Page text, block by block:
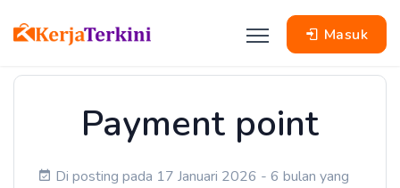
Masuk
Payment point
Di posting pada 17 Januari 2026 - 6 bulan yang